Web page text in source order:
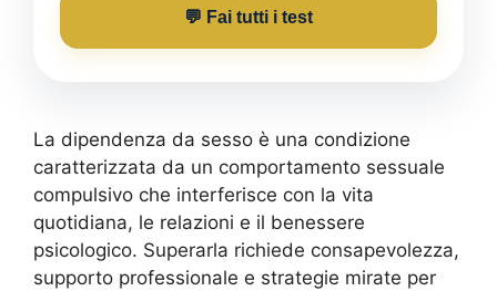
💬 Fai tutti i test
La dipendenza da sesso è una condizione
caratterizzata da un comportamento sessuale
compulsivo che interferisce con la vita
quotidiana, le relazioni e il benessere
psicologico. Superarla richiede consapevolezza,
supporto professionale e strategie mirate per